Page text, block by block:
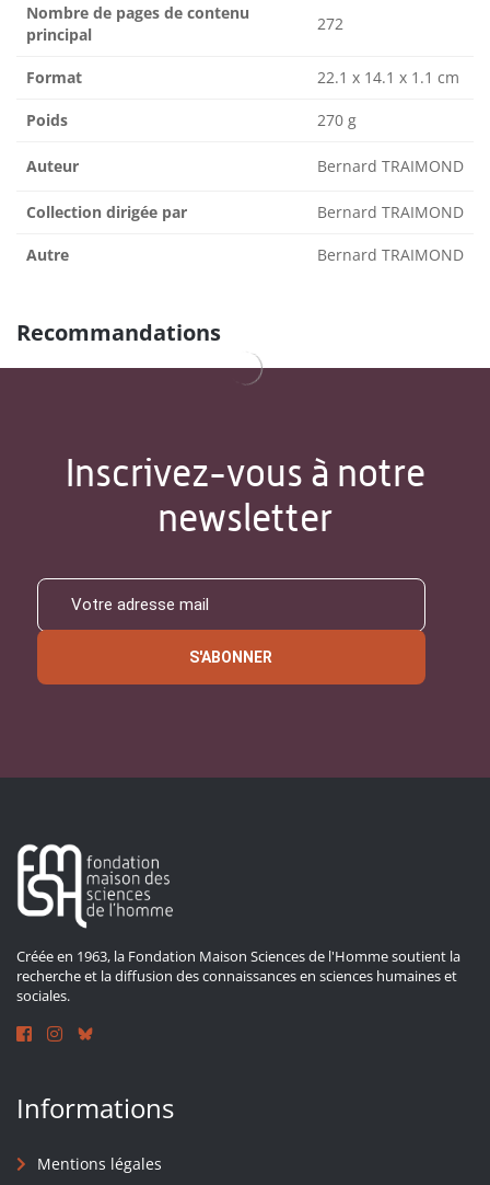
Nombre de pages de contenu
principal
272
Format 22.1 x 14.1 x 1.1 cm
Poids 270 g
Auteur Bernard TRAIMOND
Collection dirigée par Bernard TRAIMOND
Autre Bernard TRAIMOND
Recommandations
Inscrivez-vous à notre
newsletter
S'ABONNER
Créée en 1963, la Fondation Maison Sciences de l'Homme soutient la
recherche et la diffusion des connaissances en sciences humaines et
sociales.
Informations
Mentions légales